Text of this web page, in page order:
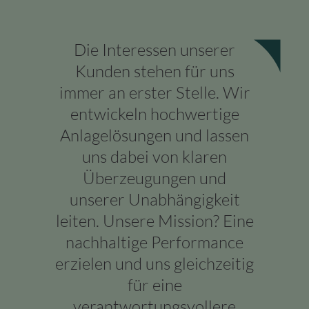
Die Interessen unserer
Kunden stehen für uns
immer an erster Stelle. Wir
entwickeln hochwertige
Anlagelösungen und lassen
uns dabei von klaren
Überzeugungen und
unserer Unabhängigkeit
leiten. Unsere Mission? Eine
nachhaltige Performance
erzielen und uns gleichzeitig
für eine